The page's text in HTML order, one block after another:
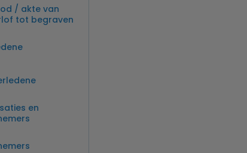
/ akte van
tot begraven
en